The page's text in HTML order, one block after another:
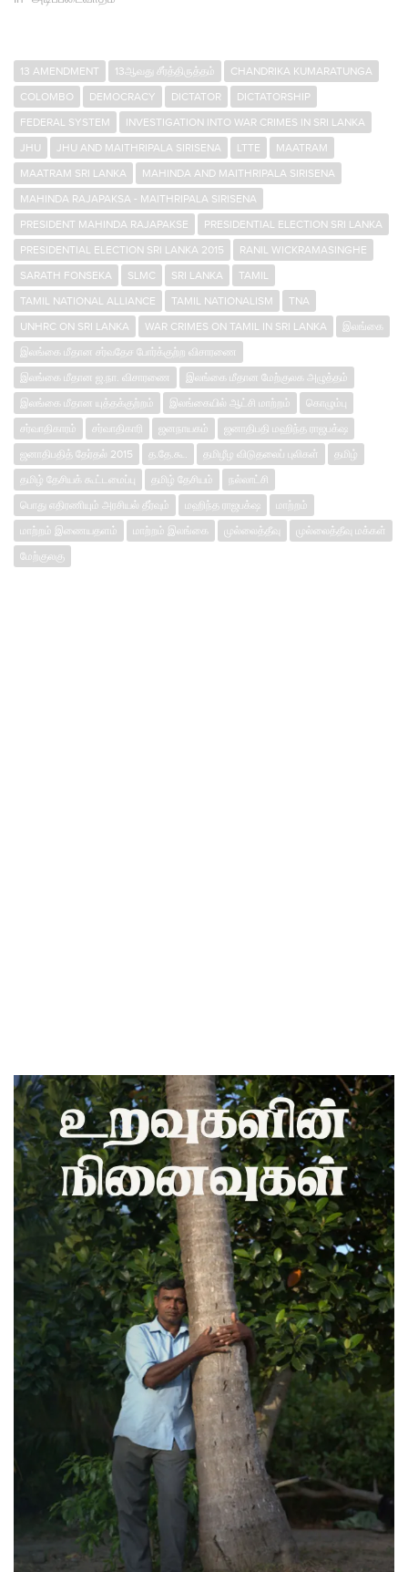
13 AMENDMENT 13ஆவது சீர்த்திருத்தம்
CHANDRIKA KUMARATUNGA
COLOMBO
DEMOCRACY DICTATOR
DICTATORSHIP
FEDERAL SYSTEM
INVESTIGATION INTO WAR CRIMES IN SRI LANKA
JHU
JHU AND MAITHRIPALA SIRISENA LTTE
MAATRAM
MAATRAM SRI LANKA
MAHINDA AND MAITHRIPALA SIRISENA
MAHINDA RAJAPAKSA - MAITHRIPALA SIRISENA
PRESIDENT MAHINDA RAJAPAKSE
PRESIDENTIAL ELECTION SRI LANKA
PRESIDENTIAL ELECTION SRI LANKA 2015
RANIL WICKRAMASINGHE
SARATH FONSEKA
SLMC SRI LANKA
TAMIL
TAMIL NATIONAL ALLIANCE
TAMIL NATIONALISM
TNA
UNHRC ON SRI LANKA
WAR CRIMES ON TAMIL IN SRI LANKA
இலங்கை
இலங்கை மீதான சர்வதேச போர்க்குற்ற விசாரணை
இலங்கை மீதான ஜ.நா. விசாரணை
இலங்கை மீதான மேற்குலக அழுத்தம்
இலங்கை மீதான யுத்தக்குற்றம்
இலங்கையில் ஆட்சி மாற்றம்
கொழும்பு
சர்வாதிகாரம்
சர்வாதிகாரி ஜனநாயகம்
ஜனாதிபதி மஹிந்த ராஜபக்‌ஷ
ஜனாதிபதித் தேர்தல் 2015
த.தே.கூ. தமிழீழ விடுதலைப் புலிகள்
தமிழ்
தமிழ் தேசியக் கூட்டமைப்பு
தமிழ் தேசியம்
நல்லாட்சி
பொது எதிரணியும் அரசியல் தீர்வும்
மஹிந்த ராஜபக்‌ஷ
மாற்றம்
மாற்றம் இணையதளம்
மாற்றம் இலங்கை முல்லைத்தீவு
முல்லைத்தீவு மக்கள்
மேற்குலகு